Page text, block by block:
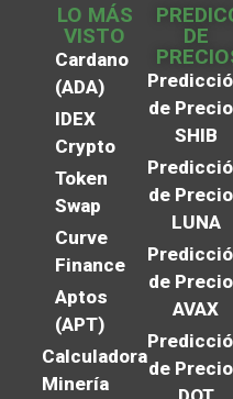
LO MÁS
VISTO
Cardano
(ADA)
IDEX
Crypto
Token
Swap
Curve
Finance
Aptos
(APT)
Calculadora
Minería
DE
de
SHIB
de
LUNA
de
AVAX
de